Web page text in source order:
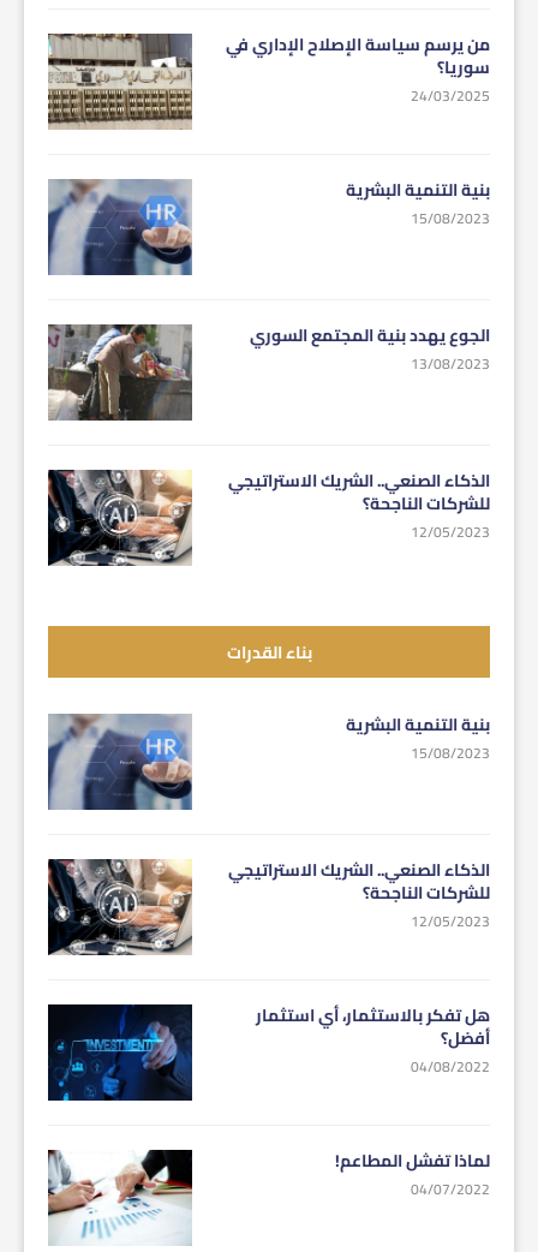
من يرسم سياسة الإصلاح الإداري في
سوريا؟
24/03/2025
بنية التنمية البشرية
15/08/2023
الجوع يهدد بنية المجتمع السوري
13/08/2023
الذكاء الصنعي.. الشريك الاستراتيجي
للشركات الناجحة؟
12/05/2023
بناء القدرات
بنية التنمية البشرية
15/08/2023
الذكاء الصنعي.. الشريك الاستراتيجي
للشركات الناجحة؟
12/05/2023
هل تفكر بالاستثمار، أي استثمار
أفضل؟
04/08/2022
لماذا تفشل المطاعم!
04/07/2022